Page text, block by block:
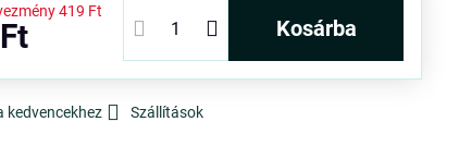
419 Ft
kosárba
kedvencekhez Szállítások